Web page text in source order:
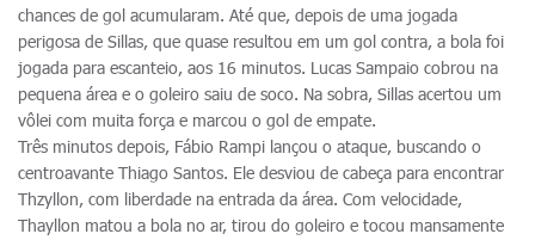
chances de gol acumularam. Até que, depois de uma jogada
perigosa de Sillas, que quase resultou em um gol contra, a bola foi
jogada para escanteio, aos 16 minutos. Lucas Sampaio cobrou na
pequena área e o goleiro saiu de soco. Na sobra, Sillas acertou um
vôlei com muita força e marcou o gol de empate.
Três minutos depois, Fábio Rampi lançou o ataque, buscando o
centroavante Thiago Santos. Ele desviou de cabeça para encontrar
Thzyllon, com liberdade na entrada da área. Com velocidade,
Thayllon matou a bola no ar, tirou do goleiro e tocou mansamente